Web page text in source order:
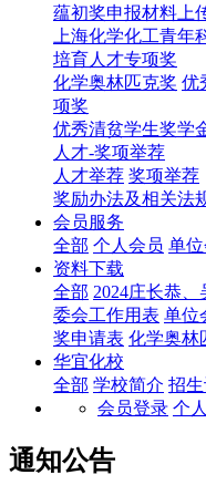
蕴初奖申报材料上
上海化学化工青年
培育人才专项奖
化学奥林匹克奖 优
项奖
优秀清贫学生奖学
人才-奖项举荐
人才举荐 奖项举荐
奖励办法及相关法
会员服务
全部 个人会员 单
资料下载
全部 2024庄长恭
委会工作用表 单位
奖申请表 化学奥林
华宜化校
全部 学校简介 招生
会员登录 个
通知公告